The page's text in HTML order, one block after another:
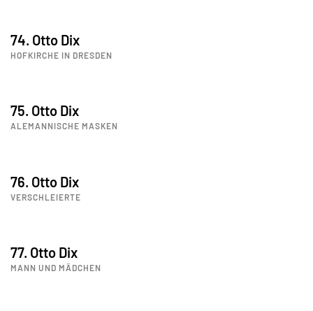
74. Otto Dix
HOFKIRCHE IN DRESDEN
75. Otto Dix
ALEMANNISCHE MASKEN
76. Otto Dix
VERSCHLEIERTE
77. Otto Dix
MANN UND MÄDCHEN